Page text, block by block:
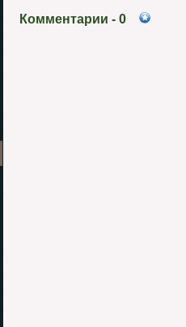
Комментарии - 0